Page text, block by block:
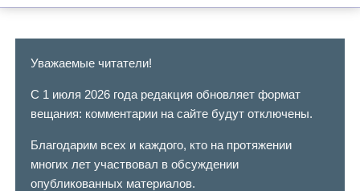
Уважаемые читатели!
С 1 июля 2026 года редакция обновляет формат
вещания: комментарии на сайте будут отключены.
Благодарим всех и каждого, кто на протяжении
многих лет участвовал в обсуждении
опубликованных материалов.